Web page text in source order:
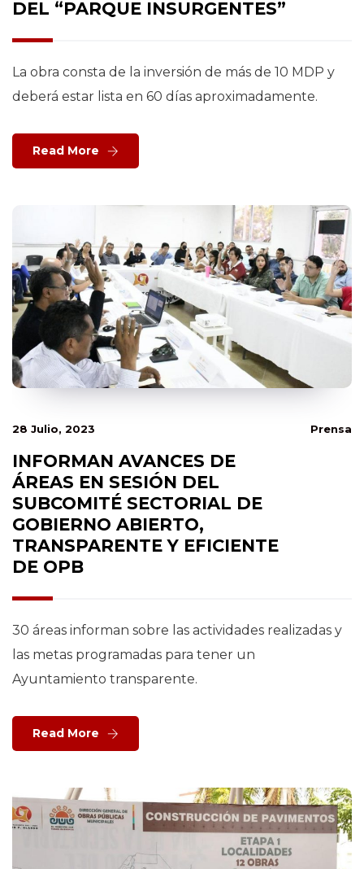
DEL “PARQUE INSURGENTES”
La obra consta de la inversión de más de 10 MDP y
deberá estar lista en 60 días aproximadamente.
Read More
28 Julio, 2023 Prensa
INFORMAN AVANCES DE
ÁREAS EN SESIÓN DEL
SUBCOMITÉ SECTORIAL DE
GOBIERNO ABIERTO,
TRANSPARENTE Y EFICIENTE
DE OPB
30 áreas informan sobre las actividades realizadas y
las metas programadas para tener un
Ayuntamiento transparente.
Read More